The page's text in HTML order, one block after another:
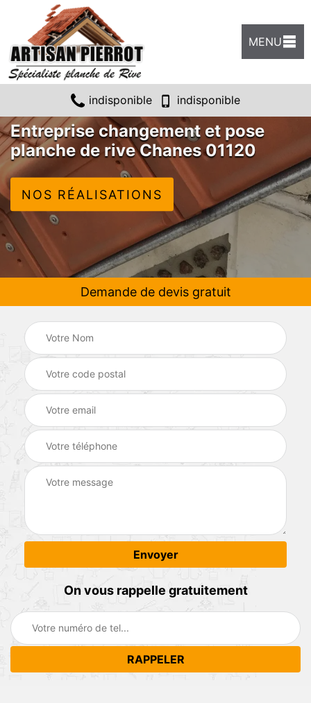
MENU
indisponible indisponible
Entreprise changement et pose
planche de rive Chanes 01120
NOS RÉALISATIONS
Demande de devis gratuit
On vous rappelle gratuitement